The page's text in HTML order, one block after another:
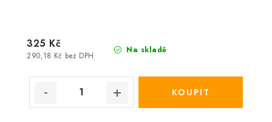
Na skladě
290,18 Kč bez DPH
325 Kč